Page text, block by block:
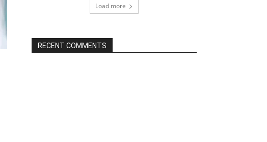
Load more
RECENT COMMENTS